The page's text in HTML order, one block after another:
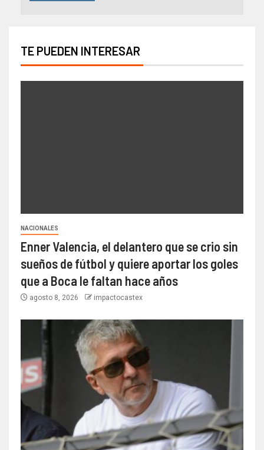
TE PUEDEN INTERESAR
NACIONALES
Enner Valencia, el delantero que se crio sin
sueños de fútbol y quiere aportar los goles
que a Boca le faltan hace años
agosto 8, 2026 impactocastex